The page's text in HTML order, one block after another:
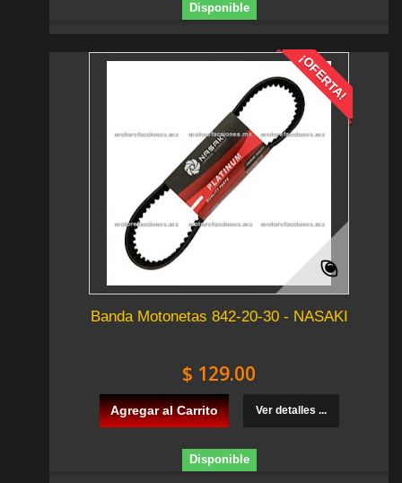
Disponible
¡OFERTA!
Banda Motonetas 842-20-30 - NASAKI
$ 129.00
Agregar al Carrito Ver detalles ...
Disponible